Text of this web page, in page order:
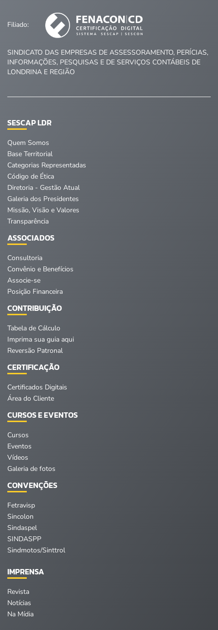
Filiado:
SINDICATO DAS EMPRESAS DE ASSESSORAMENTO, PERÍCIAS,
INFORMAÇÕES, PESQUISAS E DE SERVIÇOS CONTÁBEIS DE
LONDRINA E REGIÃO
SESCAP LDR
Quem Somos
Base Territorial
Categorias Representadas
Código de Ética
Diretoria - Gestão Atual
Galeria dos Presidentes
Missão, Visão e Valores
Transparência
ASSOCIADOS
Consultoria
Convênio e Benefícios
Associe-se
Posição Financeira
CONTRIBUIÇÃO
Tabela de Cálculo
Imprima sua guia aqui
Reversão Patronal
CERTIFICAÇÃO
Certificados Digitais
Área do Cliente
CURSOS E EVENTOS
Cursos
Eventos
Vídeos
Galeria de fotos
CONVENÇÕES
Fetravisp
Sincolon
Sindaspel
SINDASPP
Sindmotos/Sinttrol
IMPRENSA
Revista
Notícias
Na Mídia